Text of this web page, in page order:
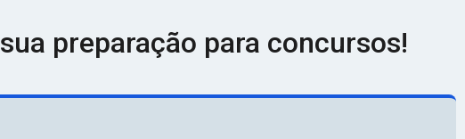
sua preparação para concursos!